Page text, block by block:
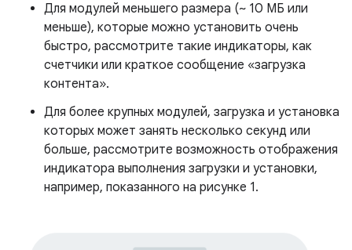
Для модулей меньшего размера (~ 10 МБ или
меньше), которые можно установить очень
быстро, рассмотрите такие индикаторы, как
счетчики или краткое сообщение «загрузка
контента».
Для более крупных модулей, загрузка и установка
которых может занять несколько секунд или
больше, рассмотрите возможность отображения
индикатора выполнения загрузки и установки,
например, показанного на рисунке 1.